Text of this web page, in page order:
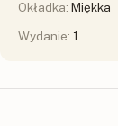
Okładka: Miękka
Wydanie: 1